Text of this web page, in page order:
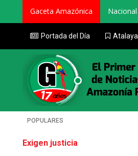
Gaceta Amazónica Nacional
Portada del Día Atalaya
POPULARES
Exigen justicia